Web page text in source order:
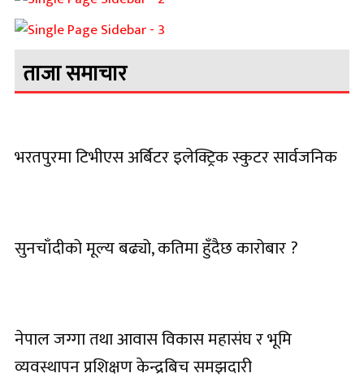
ताजा समाचार
भरतपुरमा टिभीएस अर्बिटर इलेक्ट्रिक स्कुटर सार्वजनिक
सुनचाँदीको मूल्य बढ्यो, कतिमा हुँदैछ कारोबार ?
नेपाल जग्गा तथा आवास विकास महासंघ र भूमि
व्यवस्थापन प्रशिक्षण केन्द्रबिच समझदारी